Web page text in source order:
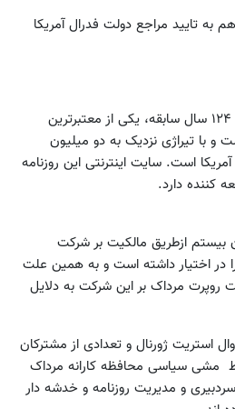
به تایید مراجع دولت فدرال آمریکا
روزنامه وال استریت ژورنال با ۱۲۴ سال سابقه، یکی از معتبرترین
و با تیراژی نزدیک به دو میلیون
است. سایت اینترنتی این روزنامه
کننده دارد.
بیستم ازطریق مالکیت بر شرکت
در اختیار داشته است و به همین علت
روپرت مرداک بر این شرکت به دلایل
استریت ژورنال و تعدادی از مشترکان
خط مشی سیاسی محافظه کارانه مرداک
و مدیریت روزنامه و خدشه دار